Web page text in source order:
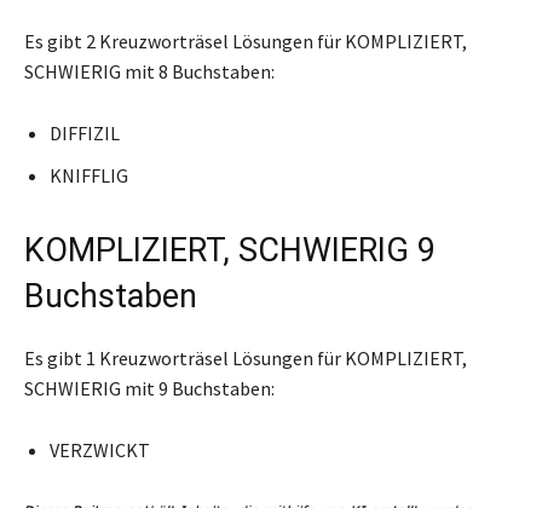
Es gibt 2 Kreuzworträsel Lösungen für KOMPLIZIERT,
SCHWIERIG mit 8 Buchstaben:
DIFFIZIL
KNIFFLIG
KOMPLIZIERT, SCHWIERIG 9
Buchstaben
Es gibt 1 Kreuzworträsel Lösungen für KOMPLIZIERT,
SCHWIERIG mit 9 Buchstaben:
VERZWICKT